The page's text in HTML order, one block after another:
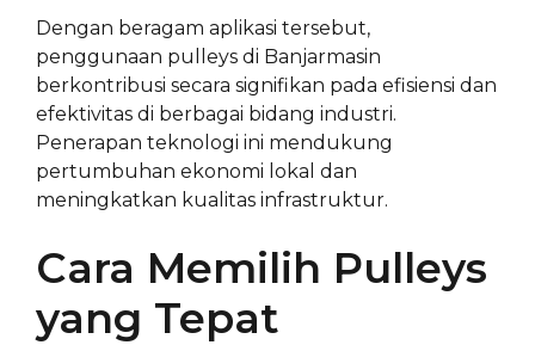
Dengan beragam aplikasi tersebut,
penggunaan pulleys di Banjarmasin
berkontribusi secara signifikan pada efisiensi dan
efektivitas di berbagai bidang industri.
Penerapan teknologi ini mendukung
pertumbuhan ekonomi lokal dan
meningkatkan kualitas infrastruktur.
Cara Memilih Pulleys
yang Tepat